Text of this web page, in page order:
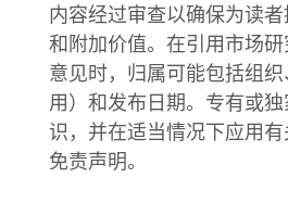
内容经过审查以确保为读
和附加价值。在引用市场
意见时，归属可能包括组织
用）和发布日期。专有或
识，并在适当情况下应用
免责声明。